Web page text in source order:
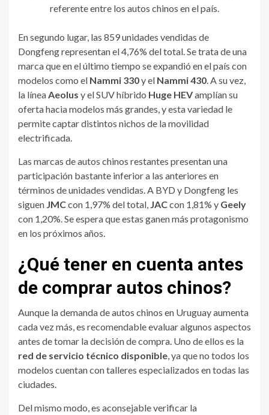
referente entre los autos chinos en el país.
En segundo lugar, las 859 unidades vendidas de
Dongfeng representan el 4,76% del total. Se trata de una
marca que en el último tiempo se expandió en el país con
modelos como el Nammi 330y el Nammi 430. A su vez,
la líneaAeolus y el SUV híbrido Huge HEVamplían su
oferta hacia modelos más grandes, y esta variedad le
permite captar distintos nichos de la movilidad
electrificada.
Las marcas de autos chinos restantes presentan una
participación bastante inferior a las anteriores en
términos de unidades vendidas. A BYD y Dongfeng les
siguen JMCcon 1,97% del total, JACcon 1,81% y Geely
con 1,20%. Se espera que estas ganen más protagonismo
en los próximos años.
¿Qué tener en cuenta antes
de comprar autos chinos?
Aunque la demanda de autos chinos en Uruguay aumenta
cada vez más, es recomendable evaluar algunos aspectos
antes de tomar la decisión de compra. Uno de ellos es la
red de servicio técnico disponible, ya que no todos los
modelos cuentan con talleres especializados en todas las
ciudades.
Del mismo modo, es aconsejable verificar la